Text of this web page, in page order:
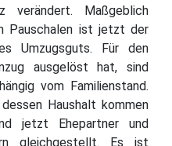
verändert. Maßgeblich
Pauschalen ist jetzt der
Umzugsguts. Für den
ausgelöst hat, sind
vom Familienstand.
Haushalt kommen
jetzt Ehepartner und
gleichgestellt. Es ist